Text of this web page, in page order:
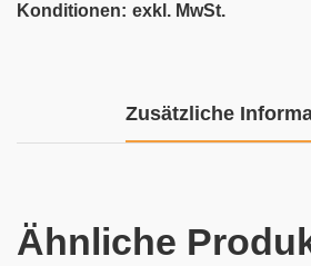
Konditionen: exkl. MwSt.
Zusätzliche
Ähnliche